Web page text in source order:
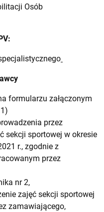
Osób
formularzu załączonym
przez
sekcji sportowej w okresie
r., zgodnie z
przez
nr 2,
zajęć sekcji sportowej
zamawiającego,